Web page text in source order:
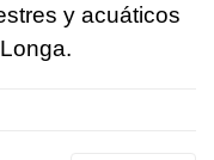
y acuáticos